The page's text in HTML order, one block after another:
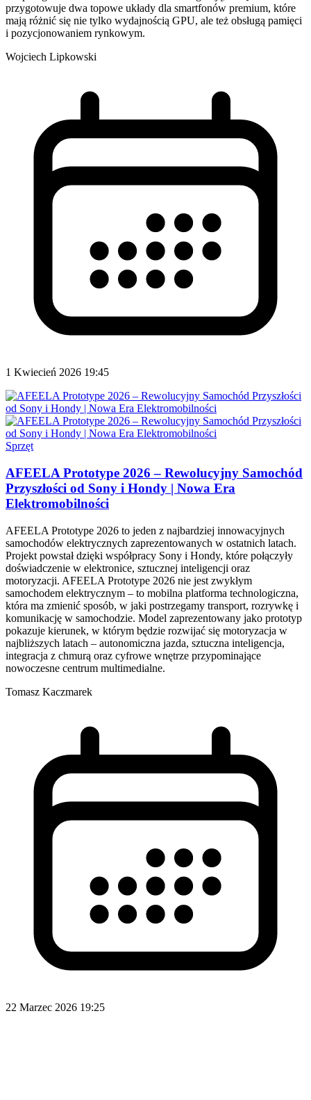
przygotowuje dwa topowe układy dla smartfonów premium, które
mają różnić się nie tylko wydajnością GPU, ale też obsługą pamięci
i pozycjonowaniem rynkowym.
Wojciech Lipkowski
1 Kwiecień 2026 19:45
Sprzęt
AFEELA Prototype 2026 – Rewolucyjny Samochód
Przyszłości od Sony i Hondy | Nowa Era
Elektromobilności
AFEELA Prototype 2026 to jeden z najbardziej innowacyjnych
samochodów elektrycznych zaprezentowanych w ostatnich latach.
Projekt powstał dzięki współpracy Sony i Hondy, które połączyły
doświadczenie w elektronice, sztucznej inteligencji oraz
motoryzacji. AFEELA Prototype 2026 nie jest zwykłym
samochodem elektrycznym – to mobilna platforma technologiczna,
która ma zmienić sposób, w jaki postrzegamy transport, rozrywkę i
komunikację w samochodzie. Model zaprezentowany jako prototyp
pokazuje kierunek, w którym będzie rozwijać się motoryzacja w
najbliższych latach – autonomiczna jazda, sztuczna inteligencja,
integracja z chmurą oraz cyfrowe wnętrze przypominające
nowoczesne centrum multimedialne.
Tomasz Kaczmarek
22 Marzec 2026 19:25